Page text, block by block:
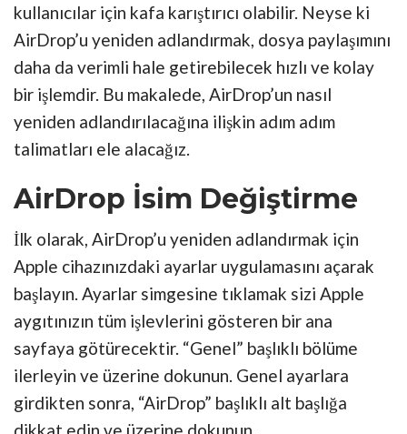
kullanıcılar için kafa karıştırıcı olabilir. Neyse ki
AirDrop’u yeniden adlandırmak, dosya paylaşımını
daha da verimli hale getirebilecek hızlı ve kolay
bir işlemdir. Bu makalede, AirDrop’un nasıl
yeniden adlandırılacağına ilişkin adım adım
talimatları ele alacağız.
AirDrop İsim Değiştirme
İlk olarak, AirDrop’u yeniden adlandırmak için
Apple cihazınızdaki ayarlar uygulamasını açarak
başlayın. Ayarlar simgesine tıklamak sizi Apple
aygıtınızın tüm işlevlerini gösteren bir ana
sayfaya götürecektir. “Genel” başlıklı bölüme
ilerleyin ve üzerine dokunun. Genel ayarlara
girdikten sonra, “AirDrop” başlıklı alt başlığa
dikkat edin ve üzerine dokunun.